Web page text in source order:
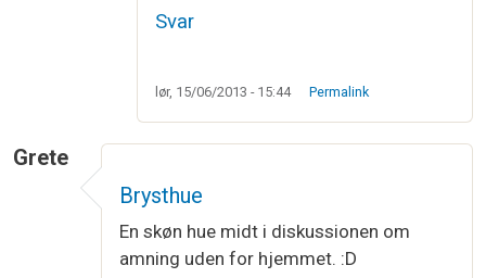
Svar
lør, 15/06/2013 - 15:44 Permalink
Grete
Brysthue
En skøn hue midt i diskussionen om
amning uden for hjemmet. :D